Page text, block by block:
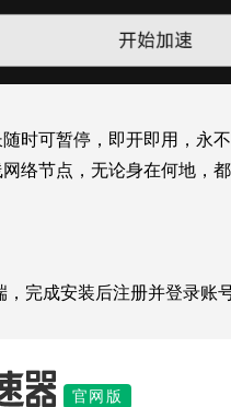
时可暂停，即开即用，永
络节点，无论身在何地，
，完成安装后注册并登录账
器 官网版